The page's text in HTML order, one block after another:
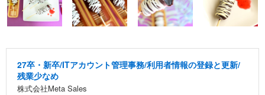
27卒・新卒/ITアカウント管理事務/利用者情報の登録と更新/
残業少なめ
株式会社Meta Sales